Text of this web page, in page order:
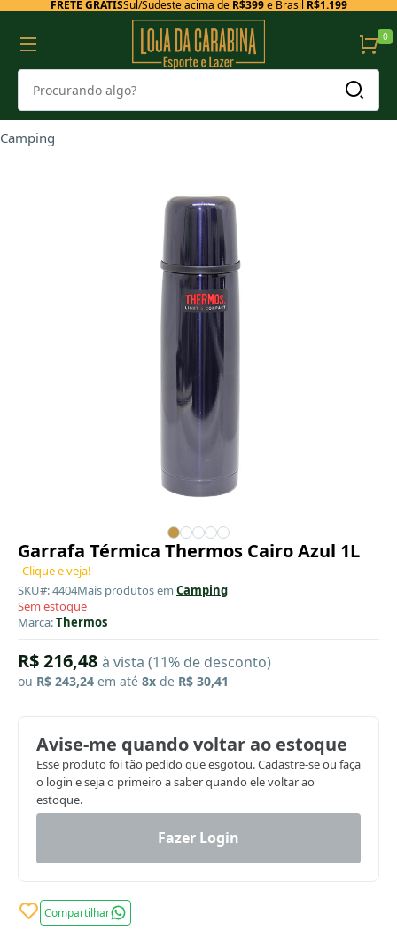
FRETE GRÁTISSul/Sudeste acima de R$399e Brasil R$1.199
0
Camping
Garrafa Térmica Thermos Cairo Azul 1L
Clique e veja!
SKU#: 4404Mais produtos em Camping
Sem estoque
Marca:Thermos
R$ 216,48 à vista (11% de desconto)
ou R$ 243,24 em até 8x de R$ 30,41
Avise-me quando voltar ao estoque
Esse produto foi tão pedido que esgotou. Cadastre-se ou faça
o login e seja o primeiro a saber quando ele voltar ao
estoque.
Fazer Login
Compartilhar